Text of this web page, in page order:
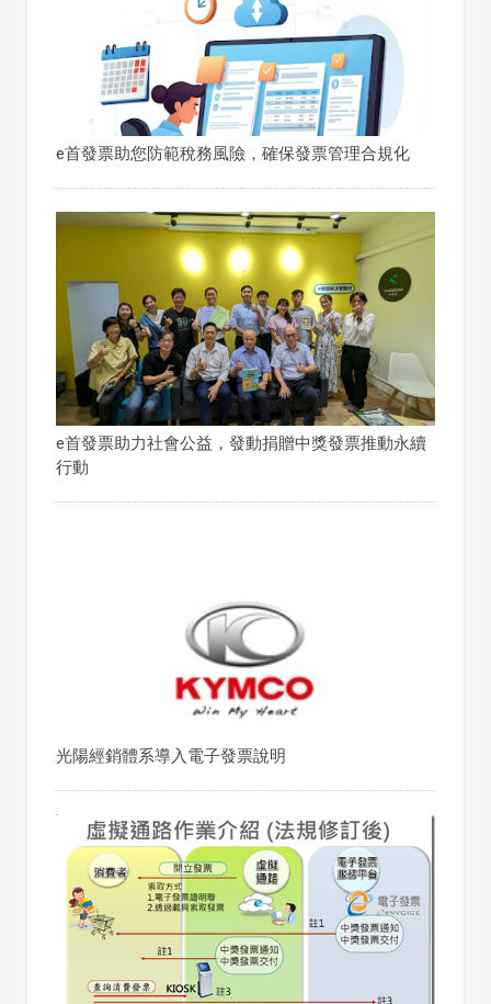
e首發票助您防範稅務風險，確保發票管理合規化
e首發票助力社會公益，發動捐贈中獎發票推動永續
行動
光陽經銷體系導入電子發票說明